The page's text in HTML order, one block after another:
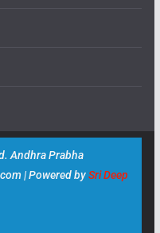
Andhra Prabha
| Powered bySri Deep